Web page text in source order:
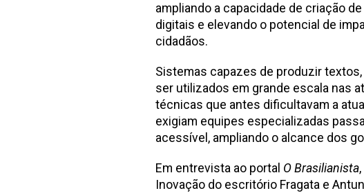
ampliando a capacidade de criação
digitais e elevando o potencial de
cidadãos.
Sistemas capazes de produzir
ser utilizados em grande escala nas
técnicas que antes dificultavam a
exigiam equipes especializadas
acessível, ampliando o alcance dos
Em entrevista ao portal O Brasilianista
Inovação do escritório Fragata e